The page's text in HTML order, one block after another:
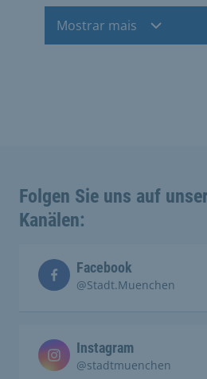
Mostrar mais
Folgen Sie uns auf
Kanälen:
Facebook
@Stadt.Muenchen
Instagram
@stadtmuenchen